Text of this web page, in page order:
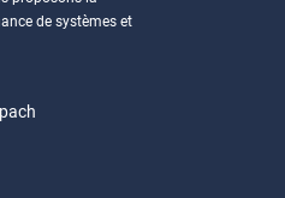
de systèmes et